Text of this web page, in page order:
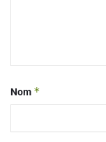
Nom *